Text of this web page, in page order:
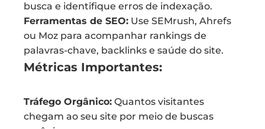
busca e identifique erros de indexação.
Ferramentas de SEO: Use SEMrush, Ahrefs
ou Moz para acompanhar rankings de
palavras-chave, backlinks e saúde do site.
Métricas Importantes:
Tráfego Orgânico: Quantos visitantes
chegam ao seu site por meio de buscas